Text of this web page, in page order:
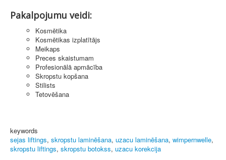
Pakalpojumu veidi:
Kosmētika
Kosmētikas izplatītājs
Meikaps
Preces skaistumam
Profesionālā apmācība
Skropstu kopšana
Stilists
Tetovēšana
keywords
sejas liftings, skropstu laminēšana, uzacu laminēšana, wimpernwelle,
skropstu liftings, skropstu botokss, uzacu korekcija